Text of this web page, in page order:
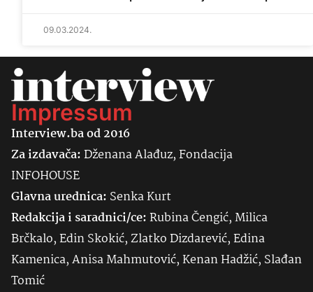
09.03.2024.
Impressum
Interview.ba od 2016
Za izdavača:Dženana Alađuz, Fondacija
INFOHOUSE
Glavna urednica: SenkaKurt
Redakcija i saradnici/ce:Rubina Čengić, Milica
Brčkalo, Edin Skokić, Zlatko Dizdarević, Edina
Kamenica, Anisa Mahmutović, Kenan Hadžić, Slađan
Tomić